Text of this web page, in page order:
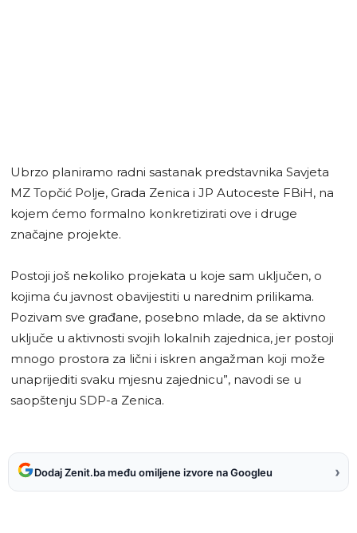
Ubrzo planiramo radni sastanak predstavnika Savjeta
MZ Topčić Polje, Grada Zenica i JP Autoceste FBiH, na
kojem ćemo formalno konkretizirati ove i druge
značajne projekte.
Postoji još nekoliko projekata u koje sam uključen, o
kojima ću javnost obavijestiti u narednim prilikama.
Pozivam sve građane, posebno mlade, da se aktivno
uključe u aktivnosti svojih lokalnih zajednica, jer postoji
mnogo prostora za lični i iskren angažman koji može
unaprijediti svaku mjesnu zajednicu”, navodi se u
saopštenju SDP-a Zenica.
Dodaj Zenit.ba među omiljene izvore na Googleu ›